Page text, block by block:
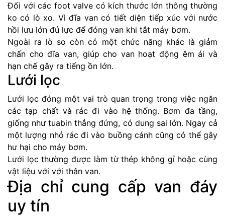
Đối với các foot valve có kích thước lớn thông thường
ko có lò xo. Vì đĩa van có tiết diện tiếp xúc với nước
hồi lưu lớn đủ lực để đóng van khi tắt máy bơm.
Ngoài ra lò so còn có một chức năng khác là giảm
chấn cho đĩa van, giúp cho van hoạt động êm ái và
hạn chế gây ra tiếng ồn lớn.
Lưới lọc
Lưới lọc đóng một vai trò quan trọng trong việc ngăn
các tạp chất và rác đi vào hệ thống. Bơm đa tầng,
giống như tuabin thẳng đứng, có dung sai lớn. Ngay cả
một lượng nhỏ rác đi vào buồng cánh cũng có thể gây
hư hại cho máy bơm.
Lưới lọc thường được làm từ thép không gỉ hoặc cùng
vật liệu với với thân van.
Địa chỉ cung cấp van đáy
uy tín